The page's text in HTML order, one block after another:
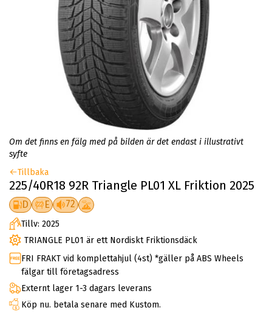
Om det finns en fälg med på bilden är det endast i illustrativt
syfte
Tillbaka
225/40R18 92R Triangle PL01 XL Friktion 2025
D E 72
Tillv: 2025
TRIANGLE PL01 är ett Nordiskt Friktionsdäck
FRI FRAKT vid komplettahjul (4st) *gäller på ABS Wheels
fälgar till företagsadress
Externt lager 1-3 dagars leverans
Köp nu. betala senare med Kustom.